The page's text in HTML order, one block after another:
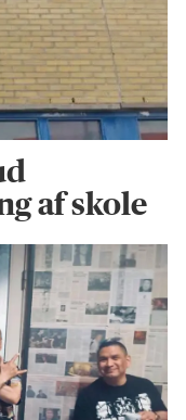
af skole